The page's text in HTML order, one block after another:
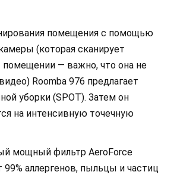
помещения с помощью
(которая сканирует
— важно, что она не
Roomba 976 предлагает
уборки (SPOT). Затем он
на интенсивную точечную
мощный фильтр AeroForce
99% аллергенов, пыльцы и частиц